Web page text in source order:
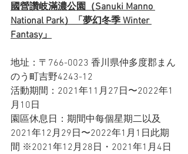
國營讚岐滿濃公園（Sanuki Manno
National Park）「夢幻冬季 Winter
Fantasy」
地址：〒766-0023 香川県仲多度郡まん
のう町吉野4243-12
活動期間：2021年11月27日〜2022年1
月10日
園區休息日：期間中每個星期二以及
2021年12月29日〜2022年1月1日此期
間 ※2021年12月28日・2021年1月4日